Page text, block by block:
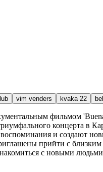
vim venders kvaka 22
фильмом
концерта в
и создают
прийти с
с новыми